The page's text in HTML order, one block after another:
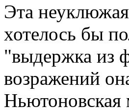
Эта
хотелось бы
"выдержка из
возражений
Ньютоновская